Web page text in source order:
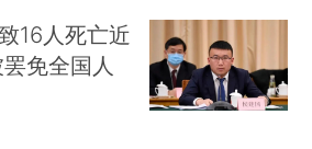
16人死亡近
免全国人